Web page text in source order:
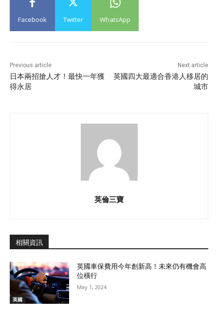
Facebook Twitter WhatsApp
Previous article
日本兩招搶人才！最快一年獲
得永居
Next article
英國四大最適合香港人移居的
城市
英倫三寶
相關資訊
英國
英國車保費用今年創新高！未來仍有機會高
位橫行
May 1, 2024